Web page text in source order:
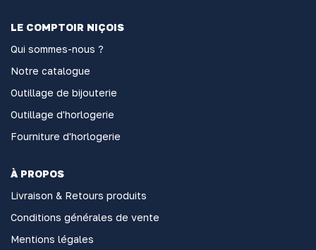
LE COMPTOIR NIÇOIS
Qui sommes-nous ?
Notre catalogue
Outillage de bijouterie
Outillage d'horlogerie
Fourniture d'horlogerie
À PROPOS
Livraison & Retours produits
Conditions générales de vente
Mentions légales